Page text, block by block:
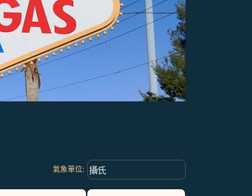
氣象單位: Weather unit option 攝氏 Selected
攝氏
keyboard_arrow_down